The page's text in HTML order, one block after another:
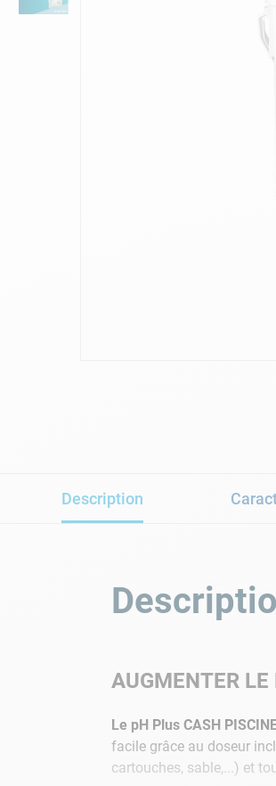
Description
AUGMENTER LE
Le pH Plus CASH
facile grâce au doseur
cartouches, sable,...) et